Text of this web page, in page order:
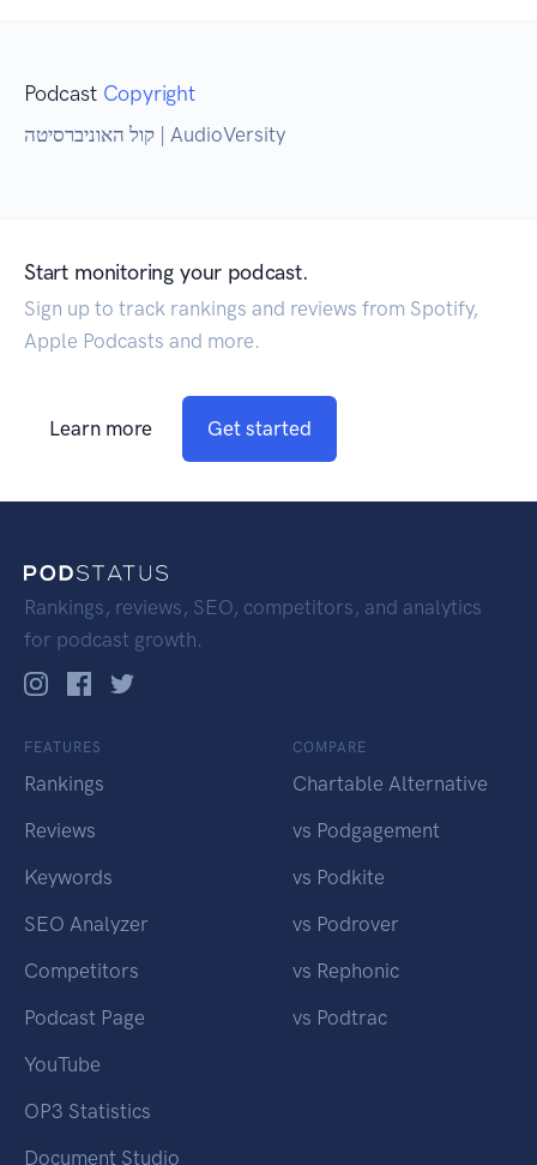
Podcast Copyright
קול האוניברסיטה | AudioVersity
Start monitoring your podcast.
Sign up to track rankings and reviews from Spotify,
Apple Podcasts and more.
Learn more Get started
Rankings, reviews, SEO, competitors, and analytics
for podcast growth.
FEATURES
Rankings
Reviews
Keywords
SEO Analyzer
Competitors
Podcast Page
YouTube
OP3 Statistics
Document Studio
COMPARE
Chartable Alternative
vs Podgagement
vs Podkite
vs Podrover
vs Rephonic
vs Podtrac